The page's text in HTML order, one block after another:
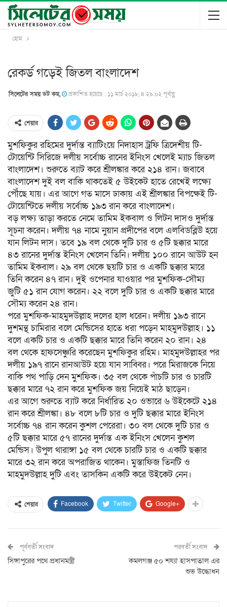
হোম
রেকর্ড গড়েই জিতল বাংলাদেশ
সিলেটের সময় ডট কম, প্রকাশিত হয়েছে : ১১ মার্চ ২০১৮, ৪:২৯:০২ পূর্বাহ্ণ
শেয়ার
মুশফিকুর রহিমের দুর্দান্ত ব্যাটিংয়ে নিদাহাস ট্রফি ত্রিদেশীয় টি-
টোয়েন্টি সিরিজে দলীয় সর্বোচ্চ রানের ইনিংস খেলেই ম্যাচ জিতল
বাংলাদেশ। শুরুতে ব্যাট করে শ্রীলঙ্কার করে ২১৪ রান। জবাবে
বাংলাদেশ দুই বল বাকি থাকতেই ৫ উইকেট হাতে রেখেই লক্ষ্যে
পৌঁছে যায়। এর আগে গত মাসে ঢাকায় এই শ্রীলঙ্কার বিপক্ষেই টি-
টোয়েন্টিতে দলীয় সর্বোচ্চ ১৯৩ রান করে বাংলাদেশ।
বড় লক্ষ্য তাড়া করতে নেমে তামিম ইকবাল ও লিটন দাসও দুর্দান্ত
সূচনা করেন। দলীয় ৭৪ নামে নুয়ান প্রদীপের বলে এলবিডব্লিউ হয়ে
যান লিটন দাস। তবে ১৯ বল থেকে দুটি চার ও ৫টি ছক্কার মারে
৪৩ রানের দুর্দান্ত ইনিংস খেলেন তিনি। দলীয় ১০০ রানে আউট হন
তামিম ইকবাল। ২৯ বল থেকে ছয়টি চার ও একটি ছক্কার মারে
তিনি করেন ৪৭ রান। দুই ওপেনার যাওয়ার পর মুশফিক-সৌম্য
জুটি ৫১ রান যোগ করেন। ২২ বলে দুটি চার ও একটি ছক্কার মারে
সৌম্য করেন ২৪ রান।
পরে মুশফিক-মাহমুদউল্লাহ দলের হাল ধরেন। দলীয় ১৯৩ রানে
দুশমন্থ চামিরার বলে মেন্ডিসের হাতে ধরা পড়েন মাহমুদউল্লাহ। ১১
বলে একটি চার ও একটি ছক্কার মারে তিনি করেন ২০ রান। ২৪
বল থেকে হাফসেঞ্চুরি করেছেন মুশফিকুর রহিম। মাহমুদউল্লাহর পর
দলীয় ১৯৭ রানে রানআউট হয়ে যান সাব্বির। পরে মিরাজকে নিয়ে
বাকি পথ পাড়ি দেন মুশফিক। ৩৫ বল থেকে পাঁচটি চার ও চারটি
ছক্কার মারে ৭২ রান করে মুশফিক জয় নিয়েই মাঠ ছাড়েন।
এর আগে শুরুতে ব্যাট করে নির্ধারিত ২০ ওভারে ৬ উইকেটে ২১৪
রান করে শ্রীলঙ্কা। ৪৮ বলে ৮টি চার ও দুটি ছক্কার মারে ইনিংস
সর্বোচ্চ ৭৪ রান করেন কুশল পেরেরা। ৩০ বল থেকে দুটি চার ও
৫টি ছক্কার মারে ৫৭ রানের দুর্দান্ত এক ইনিংস খেলেন কুশল
মেন্ডিস। উপুল থারাঙ্গা ১৫ বল থেকে চারটি চার ও একটি ছক্কার
মারে ৩২ রান করে অপরাজিত থাকেন। মুস্তাফিজ তিনটি ও
মাহমুদউল্লাহ দুটি এবং তাসকিন একটি করে উইকেট নেন।
শেয়ার Facebook Twitter Google+
পূর্ববর্তী সংবাদ
সিঙ্গাপুরের পথে প্রধানমন্ত্রী
পরবর্তী সংবাদ
কমলগঞ্জ ৫০ শয্যা হাসপাতাল এর
শুভ উদ্ধোধন